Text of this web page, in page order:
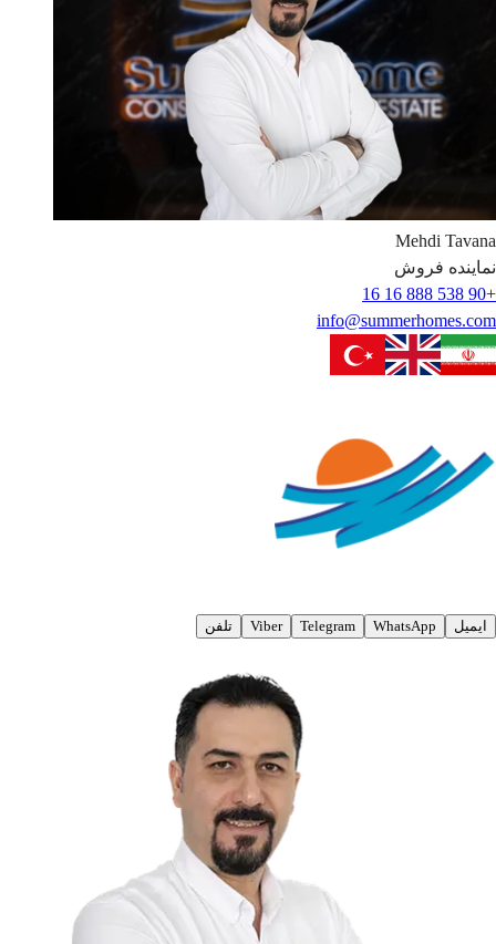
Mehdi Tavana
نماینده فروش
+90 538 888 16 16
info@summerhomes.com
ایمیل WhatsApp
Telegram
Viber تلفن